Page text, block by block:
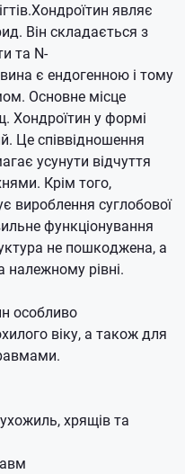
являє
Він складається з
та N-
є ендогенною і тому
Основне місце
Хондроїтин у формі
Це співвідношення
усунути відчуття
Крім того,
вироблення суглобової
функціонування
не пошкоджена, а
належному рівні.
особливо
віку, а також для
хрящів та